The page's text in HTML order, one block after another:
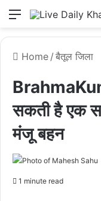
Menu
Home / बैतूल जिला
सकती है एक
मंजू बहन
1 minute read